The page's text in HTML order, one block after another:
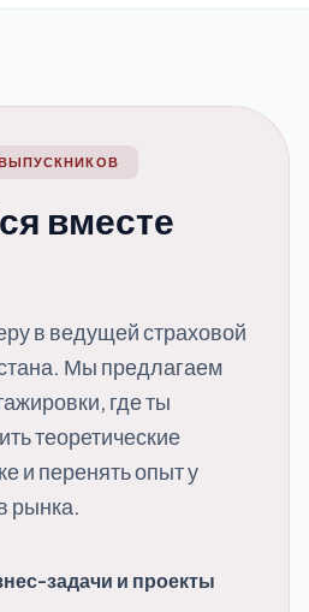
вместе
в ведущей страховой
Мы предлагаем
где ты
теоретические
и перенять опыт у
рынка.
задачи и проекты